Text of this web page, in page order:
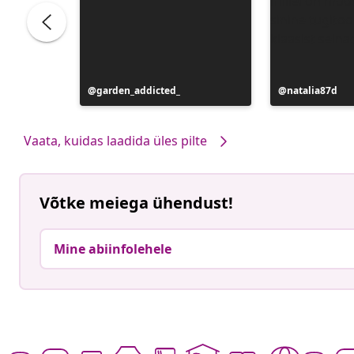
Postitus
avaldatud
garden_addicted_
Postitus
avaldatud
natalia87d
Vaata, kuidas laadida üles pilte
Võtke meiega ühendust!
Mine abiinfolehele